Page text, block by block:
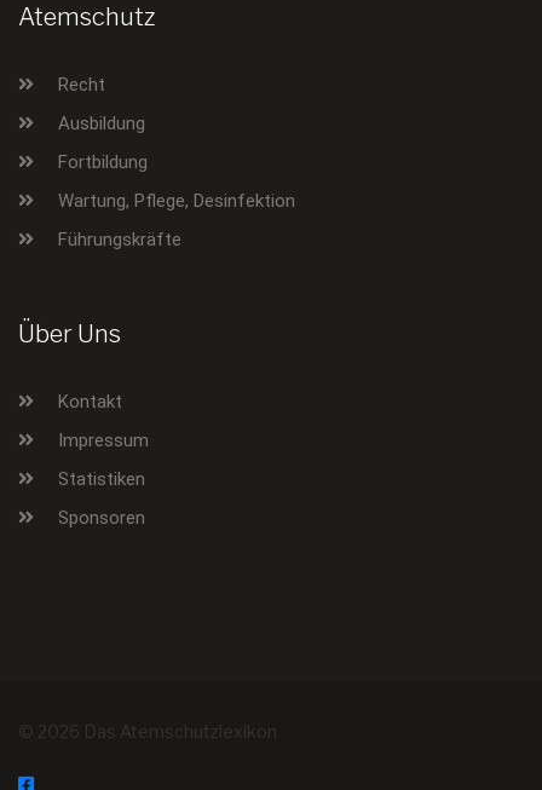
Atemschutz
Recht
Ausbildung
Fortbildung
Wartung, Pflege, Desinfektion
Führungskräfte
Über Uns
Kontakt
Impressum
Statistiken
Sponsoren
© 2026 Das Atemschutzlexikon